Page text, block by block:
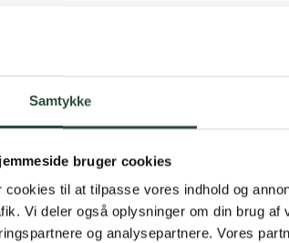
Samtykke
bruger cookies
cookies til at tilpasse vores indhold og
Vi deler også oplysninger om din brug
og analysepartnere. Vores